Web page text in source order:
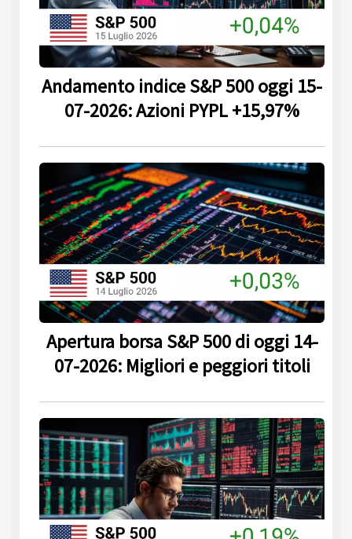
Andamento indice S&P 500 oggi 15-
07-2026: Azioni PYPL +15,97%
Apertura borsa S&P 500 di oggi 14-
07-2026: Migliori e peggiori titoli